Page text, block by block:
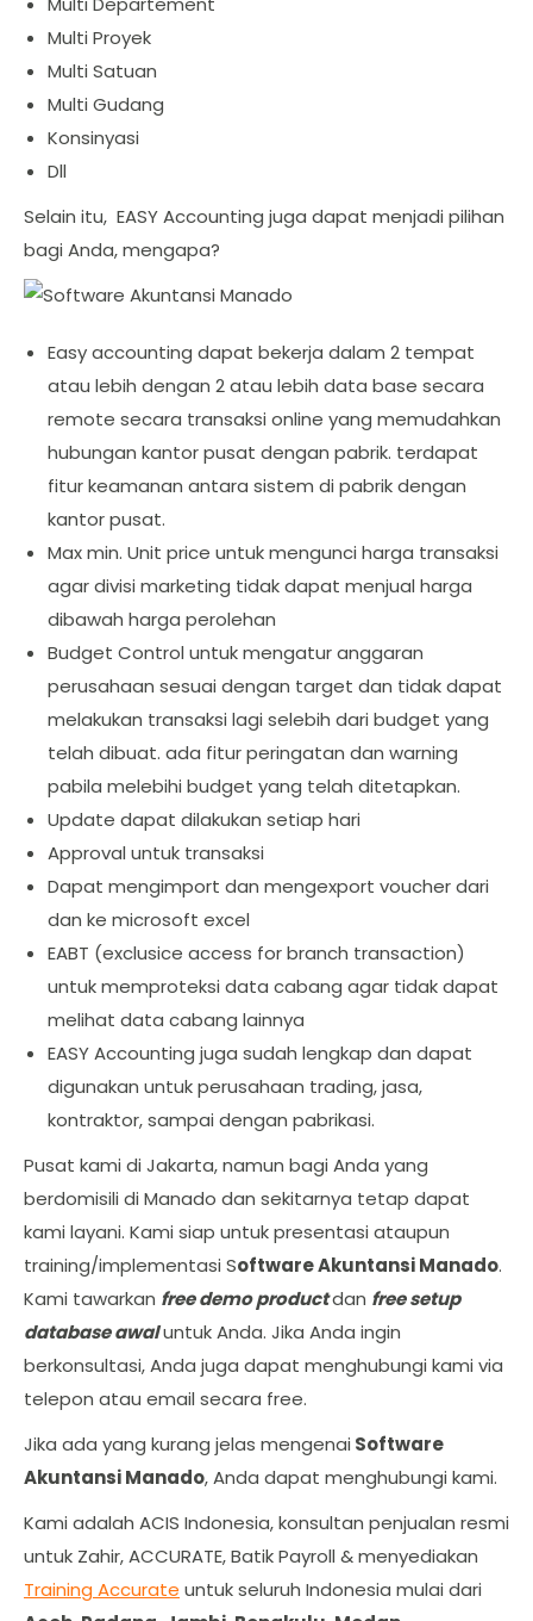
Multi Proyek
Multi Satuan
Multi Gudang
Konsinyasi
Dll
Selain itu, EASY Accounting juga dapat menjadi pilihan
bagi Anda, mengapa?
Easy accounting dapat bekerja dalam 2 tempat
atau lebih dengan 2 atau lebih data base secara
remote secara transaksi online yang memudahkan
hubungan kantor pusat dengan pabrik. terdapat
fitur keamanan antara sistem di pabrik dengan
kantor pusat.
Max min. Unit price untuk mengunci harga transaksi
agar divisi marketing tidak dapat menjual harga
dibawah harga perolehan
Budget Control untuk mengatur anggaran
perusahaan sesuai dengan target dan tidak dapat
melakukan transaksi lagi selebih dari budget yang
telah dibuat. ada fitur peringatan dan warning
pabila melebihi budget yang telah ditetapkan.
Update dapat dilakukan setiap hari
Approval untuk transaksi
Dapat mengimport dan mengexport voucher dari
dan ke microsoft excel
EABT (exclusice access for branch transaction)
untuk memproteksi data cabang agar tidak dapat
melihat data cabang lainnya
EASY Accounting juga sudah lengkap dan dapat
digunakan untuk perusahaan trading, jasa,
kontraktor, sampai dengan pabrikasi.
Pusat kami di Jakarta, namun bagi Anda yang
berdomisili di Manado dan sekitarnya tetap dapat
kami layani. Kami siap untuk presentasi ataupun
training/implementasi Software Akuntansi Manado.
Kami tawarkan free demo productdan free setup
database awaluntuk Anda. Jika Anda ingin
berkonsultasi, Anda juga dapat menghubungi kami via
telepon atau email secara free.
Jika ada yang kurang jelas mengenai Software
Akuntansi Manado, Anda dapat menghubungi kami.
Kami adalah ACIS Indonesia, konsultan penjualan resmi
untuk Zahir, ACCURATE, Batik Payroll & menyediakan
Training Accurate untuk seluruh Indonesia mulai dari